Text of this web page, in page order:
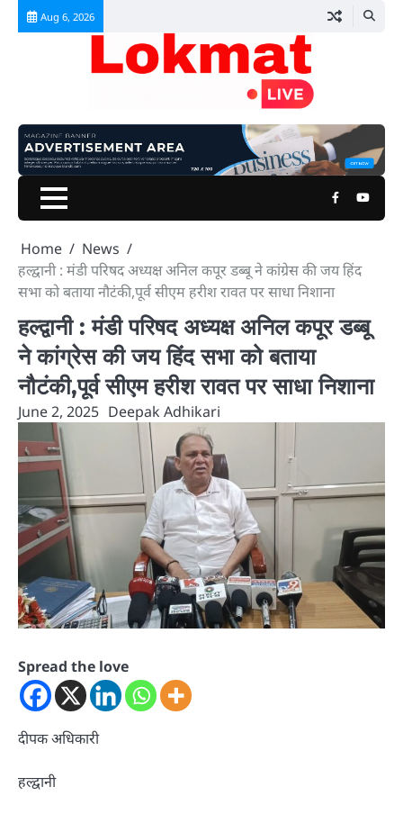
Skip
Aug 6, 2026
Facebook
Home
News
हल्द्वानी : मंडी परिषद अध्यक्ष अनिल कपूर डब्बू ने कांग्रेस की जय हिंद
सभा को बताया नौटंकी,पूर्व सीएम हरीश रावत पर साधा निशाना
हल्द्वानी : मंडी परिषद अध्यक्ष अनिल कपूर डब्बू
ने कांग्रेस की जय हिंद सभा को बताया
नौटंकी,पूर्व सीएम हरीश रावत पर साधा निशाना
June 2, 2025 Deepak Adhikari
Spread the love
दीपक अधिकारी
हल्द्वानी